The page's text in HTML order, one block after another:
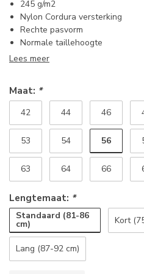
245 g/m2
Nylon Cordura versterking
Rechte pasvorm
Normale taillehoogte
Lees meer
Maat: *
42 44 46
53 54 56
63 64 66
Lengtemaat: *
Standaard (81-86
cm) Kort
Lang (87-92 cm)